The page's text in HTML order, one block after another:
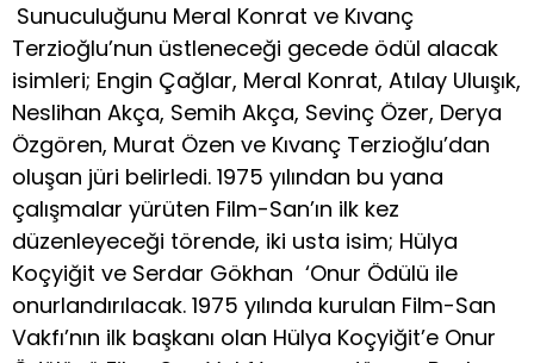
Sunuculuğunu Meral Konrat ve Kıvanç
Terzioğlu’nun üstleneceği gecede ödül alacak
isimleri; Engin Çağlar, Meral Konrat, Atılay Uluışık,
Neslihan Akça, Semih Akça, Sevinç Özer, Derya
Özgören, Murat Özen ve Kıvanç Terzioğlu’dan
oluşan jüri belirledi. 1975 yılından bu yana
çalışmalar yürüten Film-San’ın ilk kez
düzenleyeceği törende, iki usta isim; Hülya
Koçyiğit ve Serdar Gökhan ‘Onur Ödülü ile
onurlandırılacak. 1975 yılında kurulan Film-San
Vakfı’nın ilk başkanı olan Hülya Koçyiğit’e Onur